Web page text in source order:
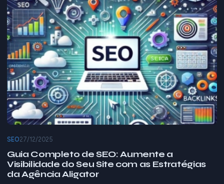
SEO27/12/2025
Guia Completo de SEO: Aumente a
Visibilidade do Seu Site com as Estratégias
da Agência Aligator